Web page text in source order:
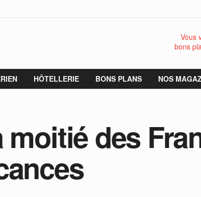
Vous
bons
HÔTELLERIE BONS PLANS NOS
moitié des